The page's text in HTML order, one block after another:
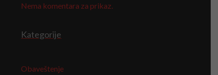
Nema komentara za prikaz.
Kategorije
Obaveštenje